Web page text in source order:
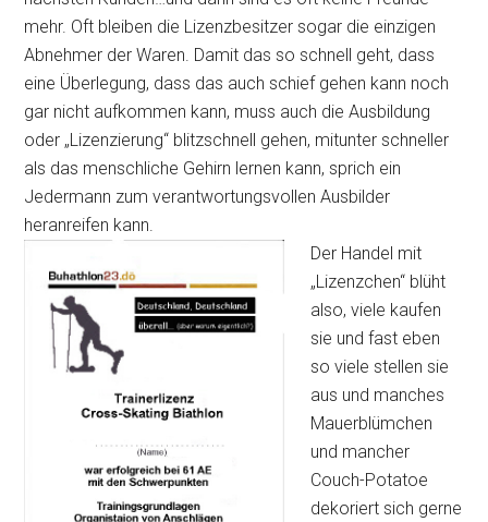
mehr. Oft bleiben die Lizenzbesitzer sogar die einzigen
Abnehmer der Waren. Damit das so schnell geht, dass
eine Überlegung, dass das auch schief gehen kann noch
gar nicht aufkommen kann, muss auch die Ausbildung
oder „Lizenzierung“ blitzschnell gehen, mitunter schneller
als das menschliche Gehirn lernen kann, sprich ein
Jedermann zum verantwortungsvollen Ausbilder
heranreifen kann.
Der Handel mit
„Lizenzchen“ blüht
also, viele kaufen
sie und fast eben
so viele stellen sie
aus und manches
Mauerblümchen
und mancher
Couch-Potatoe
dekoriert sich gerne